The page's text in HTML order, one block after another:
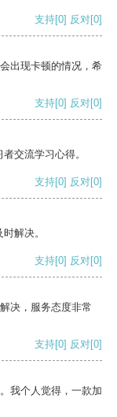
支持[0] 反对[0]
出现卡顿的情况，希
支持[0] 反对[0]
交流学习心得。
支持[0] 反对[0]
解决。
支持[0] 反对[0]
决，服务态度非常
支持[0] 反对[0]
我个人觉得，一款加